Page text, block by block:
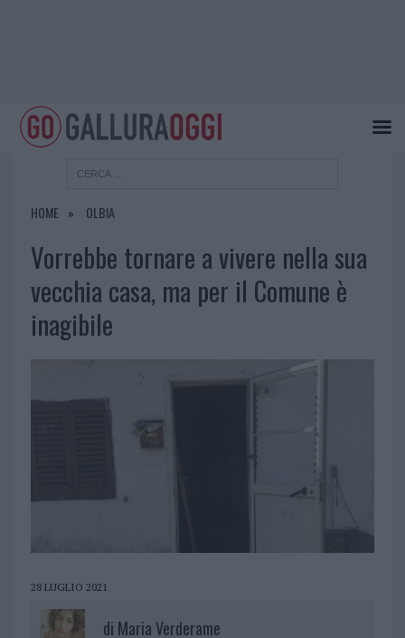
HOME OLBIA
Vorrebbe tornare a vivere nella sua
vecchia casa, ma per il Comune è
inagibile
28 LUGLIO 2021
di Maria Verderame